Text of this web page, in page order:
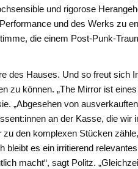
und rigorose
und des Werks zu
die einem Post-Punk-
des Hauses. Und so freut sich
zu können. „The Mirror ist
„Abgesehen von ausverkauften
an der Kasse, die wir
zu den komplexen Stücken
bleibt es ein irritierend
macht“, sagt Politz.